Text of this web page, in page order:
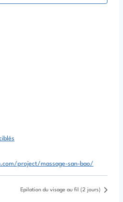
project/massage-san-bao/
Epilation du visage au fil (2 jours)